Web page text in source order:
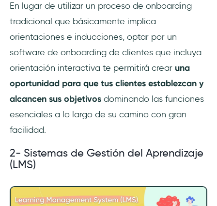
En lugar de utilizar un proceso de onboarding
tradicional que básicamente implica
orientaciones e inducciones, optar por un
software de onboarding de clientes que incluya
orientación interactiva te permitirá crear una
oportunidad para que tus clientes establezcan y
alcancen sus objetivos dominando las funciones
esenciales a lo largo de su camino con gran
facilidad.
2- Sistemas de Gestión del Aprendizaje
(LMS)